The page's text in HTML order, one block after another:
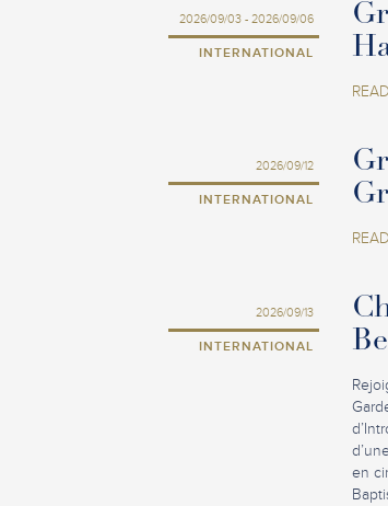
2026/09/03 - 2026/09/06
INTERNATIONAL
2026/09/12
INTERNATIONAL
2026/09/13
INTERNATIONAL
en